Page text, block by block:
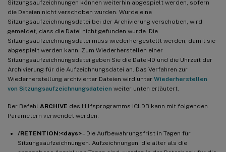
Sitzungsaufzeichnungen können weiterhin abgespielt werden, sofern
die Dateien nicht verschoben wurden. Wurde eine
Sitzungsaufzeichnungsdatei bei der Archivierung verschoben, wird
gemeldet, dass die Datei nicht gefunden wurde. Die
Sitzungsaufzeichnungsdatei muss wiederhergestellt werden, damit sie
abgespielt werden kann. Zum Wiederherstellen einer
Sitzungsaufzeichnungsdatei geben Sie die Datei-ID und die Uhrzeit der
Archivierung für die Aufzeichnungsdatei an. Das Verfahren zur
Wiederherstellung archivierter Dateien wird unter Wiederherstellen
von Sitzungsaufzeichnungsdateien weiter unten erläutert.
Der Befehl ARCHIVE des Hilfsprogramms ICLDB kann mit folgenden
Parametern verwendet werden:
/RETENTION:<days>– Die Aufbewahrungsfrist in Tagen für
Sitzungsaufzeichnungen. Aufzeichnungen, die älter als die